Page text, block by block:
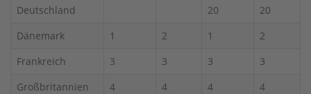
Deutschland
20
20
Dänemark
1 2 1
2
Frankreich
3 3 3
3
Großbritannien
4 4 4
4